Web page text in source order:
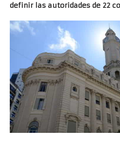
definir las autoridades de 22